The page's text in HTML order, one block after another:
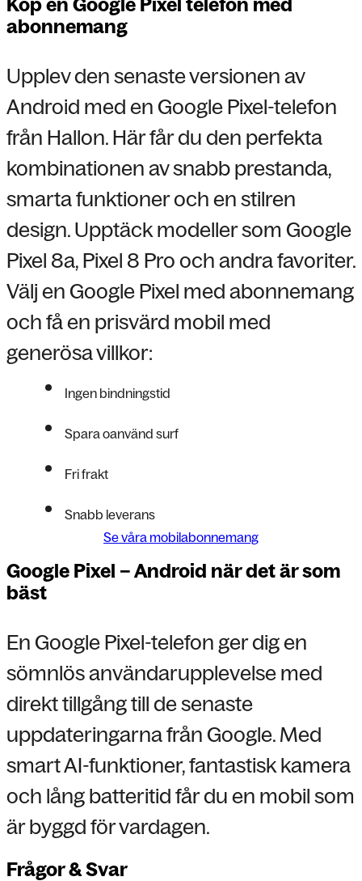
Köp en Google Pixel telefon med
abonnemang
Upplev den senaste versionen av
Android med en Google Pixel-telefon
från Hallon. Här får du den perfekta
kombinationen av snabb prestanda,
smarta funktioner och en stilren
design. Upptäck modeller som Google
Pixel 8a, Pixel 8 Pro och andra favoriter.
Välj en Google Pixel med abonnemang
och få en prisvärd mobil med
generösa villkor:
Ingen bindningstid
Spara oanvänd surf
Fri frakt
Snabb leverans
Se våra mobilabonnemang
Google Pixel – Android när det är som
bäst
En Google Pixel-telefon ger dig en
sömnlös användarupplevelse med
direkt tillgång till de senaste
uppdateringarna från Google. Med
smart AI-funktioner, fantastisk kamera
och lång batteritid får du en mobil som
är byggd för vardagen.
Frågor & Svar